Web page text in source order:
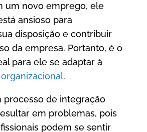
um novo emprego, ele
ansioso para
disposição e contribuir
da empresa. Portanto, é o
para ele se adaptar à
.
processo de integração
em problemas, pois
podem se sentir